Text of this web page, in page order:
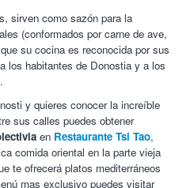
sirven como sazón para la
(conformados por carne de ave,
su cocina es reconocida por sus
los habitantes de Donostia y a los
y quieres conocer la increíble
sus calles puedes obtener
en Restaurante Tsi Tao,
comida oriental en la parte vieja
te ofrecerá platos mediterráneos
mas exclusivo puedes visitar